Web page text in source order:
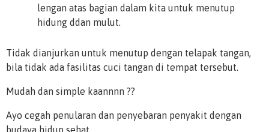
lengan atas bagian dalam kita untuk menutup
hidung ddan mulut.
Tidak dianjurkan untuk menutup dengan telapak tangan,
bila tidak ada fasilitas cuci tangan di tempat tersebut.
Mudah dan simple kaannnn ??
Ayo cegah penularan dan penyebaran penyakit dengan
budaya hidup sehat.